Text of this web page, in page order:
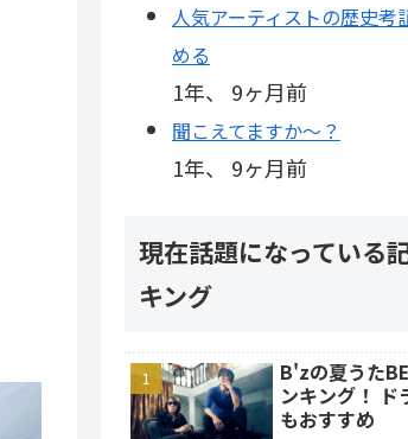
人気アーティストの歴史考
める
1年、 9ヶ月前
聞こえてますか～？
1年、 9ヶ月前
現在話題になっている
キング
B'zの夏うた
ンキング！ ド
もおすすめ